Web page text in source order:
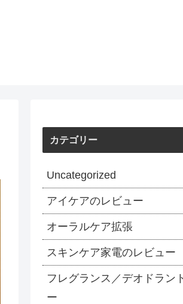
カテゴリー
Uncategorized
アイケアのレビュー
オーラルケア拡張
スキンケア家電のレビュー
フレグランス／デオドラン
ー